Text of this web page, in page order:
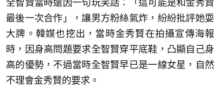
全智賢當時還因一句玩笑話：「這可能是和金秀賢
最後一次合作」，讓男方粉絲氣炸，紛紛批評她耍
大牌。韓媒也挖出，當時金秀賢在拍攝宣傳海報
時，因身高問題要求全智賢穿平底鞋，凸顯自己身
高的優勢，不過當時全智賢早已是一線女星，自然
不理會金秀賢的要求。